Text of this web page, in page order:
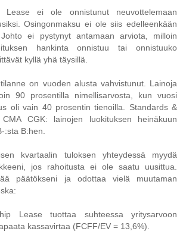
Lease ei ole onnistunut neuvottelemaan
Osingonmaksu ei ole siis edelleenkään
Johto ei pystynyt antamaan arviota, milloin
hankinta onnistuu tai onnistuuko
kyllä yhä täysillä.
on vuoden alusta vahvistunut. Lainoja
90 prosentilla nimellisarvosta, kun vuosi
oli vain 40 prosentin tienoilla. Standards &
CGK: lainojen luokituksen heinäkuun
:sta B:hen.
kvartaalin tuloksen yhteydessä myydä
jos rahoitusta ei ole saatu uusittua.
päätökseni ja odottaa vielä muutaman
Lease tuottaa suhteessa yritysarvoon
kassavirtaa (FCFF/EV = 13,6%).